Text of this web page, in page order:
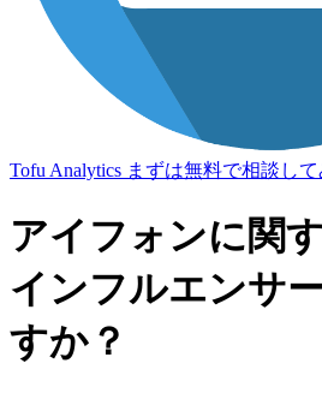
Tofu Analytics まずは無料で相談して
アイフォンに関
インフルエンサ
すか？